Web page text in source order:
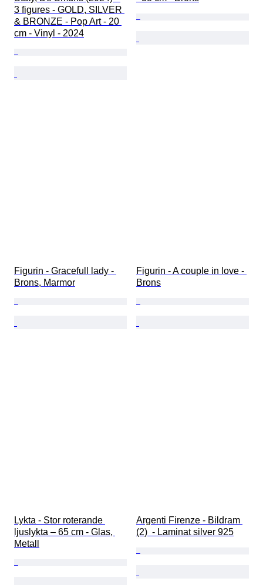
3 figures - GOLD, SILVER
& BRONZE - Pop Art - 20
cm - Vinyl - 2024
Figurin - Gracefull lady -
Brons, Marmor
Figurin - A couple in love -
Brons
Lykta - Stor roterande
ljuslykta – 65 cm - Glas,
Metall
Argenti Firenze - Bildram
(2)  - Laminat silver 925